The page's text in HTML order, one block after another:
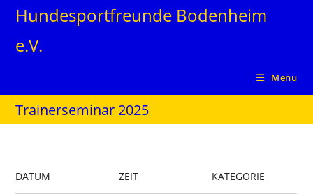
Zum
Inhalt
springen
Hundesportfreunde Bodenheim
e.V.
Menü
Trainerseminar 2025
DATUM ZEIT KATEGORIE